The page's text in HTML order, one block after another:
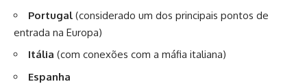
Portugal (considerado um dos principais pontos de
entrada na Europa)
Itália (com conexões com a máfia italiana)
Espanha